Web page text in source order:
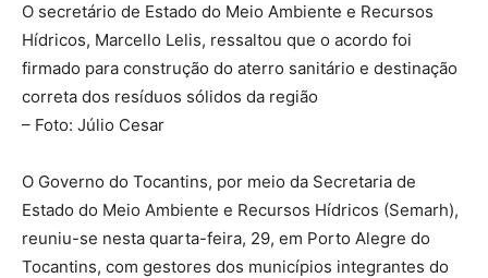
O secretário de Estado do Meio Ambiente e Recursos
Hídricos, Marcello Lelis, ressaltou que o acordo foi
firmado para construção do aterro sanitário e destinação
correta dos resíduos sólidos da região
– Foto: Júlio Cesar
O Governo do Tocantins, por meio da Secretaria de
Estado do Meio Ambiente e Recursos Hídricos (Semarh),
reuniu-se nesta quarta-feira, 29, em Porto Alegre do
Tocantins, com gestores dos municípios integrantes do